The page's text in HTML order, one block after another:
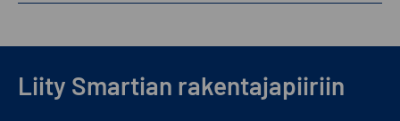
Liity Smartian rakentajapiiriin